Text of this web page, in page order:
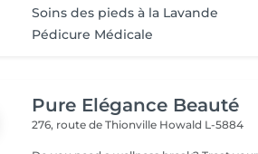
Soins des pieds à la Lavande
Pédicure Médicale
Pure Elégance Beauté
276, route de Thionville Howald L-5884